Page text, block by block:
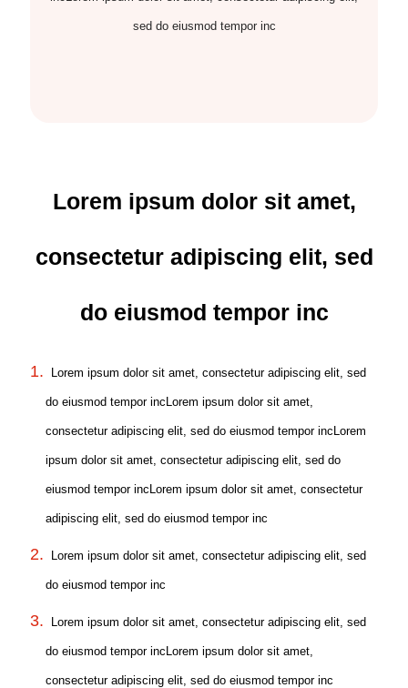
sed do eiusmod tempor inc
Lorem ipsum dolor sit amet,
consectetur adipiscing elit, sed
do eiusmod tempor inc
Lorem ipsum dolor sit amet, consectetur adipiscing elit, sed
do eiusmod tempor incLorem ipsum dolor sit amet,
consectetur adipiscing elit, sed do eiusmod tempor incLorem
ipsum dolor sit amet, consectetur adipiscing elit, sed do
eiusmod tempor incLorem ipsum dolor sit amet, consectetur
adipiscing elit, sed do eiusmod tempor inc
Lorem ipsum dolor sit amet, consectetur adipiscing elit, sed
do eiusmod tempor inc
Lorem ipsum dolor sit amet, consectetur adipiscing elit, sed
do eiusmod tempor incLorem ipsum dolor sit amet,
consectetur adipiscing elit, sed do eiusmod tempor inc